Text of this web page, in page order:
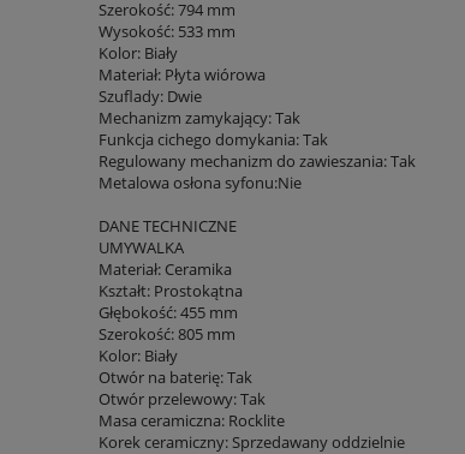
Szerokość: 794 mm
Wysokość: 533 mm
Kolor: Biały
Materiał: Płyta wiórowa
Szuflady: Dwie
Mechanizm zamykający: Tak
Funkcja cichego domykania: Tak
Regulowany mechanizm do zawieszania: Tak
Metalowa osłona syfonu:Nie
DANE TECHNICZNE
UMYWALKA
Materiał: Ceramika
Kształt: Prostokątna
Głębokość: 455 mm
Szerokość: 805 mm
Kolor: Biały
Otwór na baterię: Tak
Otwór przelewowy: Tak
Masa ceramiczna: Rocklite
Korek ceramiczny: Sprzedawany oddzielnie